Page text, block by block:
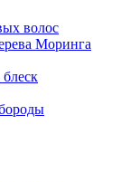
волос
Моринга